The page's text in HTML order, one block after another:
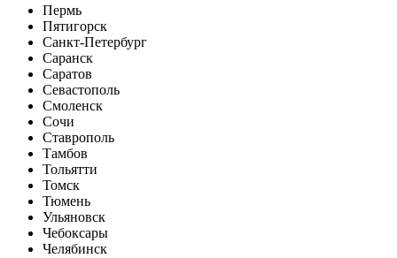
Пермь
Пятигорск
Санкт-Петербург
Саранск
Саратов
Севастополь
Смоленск
Сочи
Ставрополь
Тамбов
Тольятти
Томск
Тюмень
Ульяновск
Чебоксары
Челябинск